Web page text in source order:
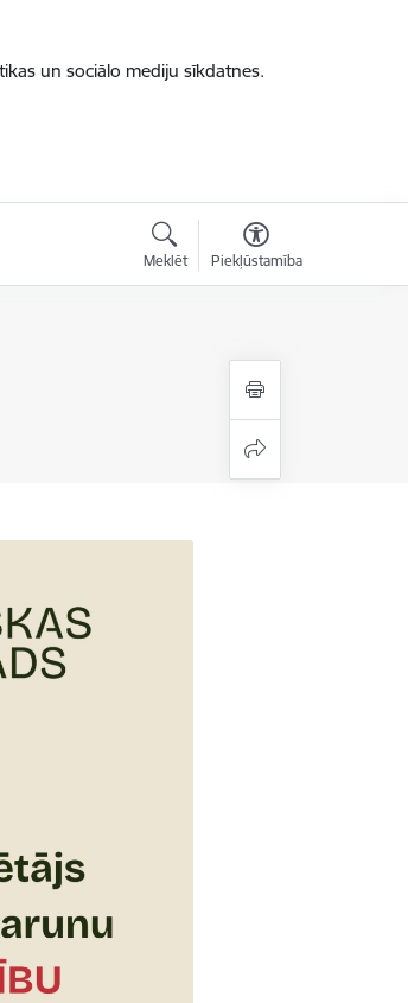
un sociālo mediju sīkdatnes.
Meklēt Piekļūstamība